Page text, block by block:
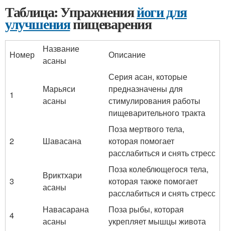
Таблица: Упражненияйоги для
улучшенияпищеварения
Номер
Название
асаны
Описание
1
Марьяси
асаны
Серия асан, которые
предназначены для
стимулирования работы
пищеварительного тракта
2 Шавасана
Поза мертвого тела,
которая помогает
расслабиться и снять стресс
3
Вриктхари
асаны
Поза колеблющегося тела,
которая также помогает
расслабиться и снять стресс
4
Навасарана
асаны
Поза рыбы, которая
укрепляет мышцы живота